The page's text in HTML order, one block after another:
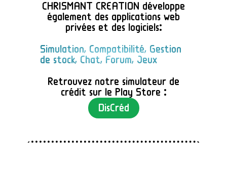
CHRISMANT CREATION développe
également des applications web
privées et des logiciels:
Simulation, Compatibilité, Gestion
de stock, Chat, Forum, Jeux
Retrouvez notre simulateur de
crédit sur le Play Store :
DisCréd